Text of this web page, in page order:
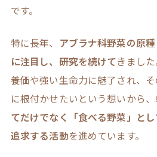
です。
特に長年、
アブラナ科野菜の原
に注目し、研究を続けてきまし
養価や強い生命力に魅了され、
に根付かせたいという想いから、
てだけでなく「食べる野菜」と
追求する活動を進めています。